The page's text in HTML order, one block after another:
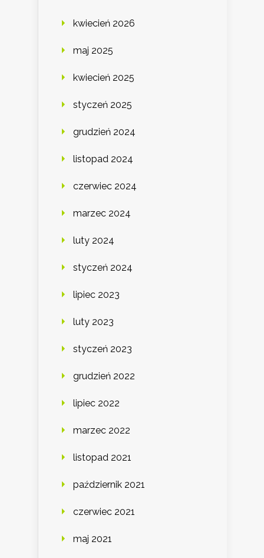
kwiecień 2026
maj 2025
kwiecień 2025
styczeń 2025
grudzień 2024
listopad 2024
czerwiec 2024
marzec 2024
luty 2024
styczeń 2024
lipiec 2023
luty 2023
styczeń 2023
grudzień 2022
lipiec 2022
marzec 2022
listopad 2021
październik 2021
czerwiec 2021
maj 2021